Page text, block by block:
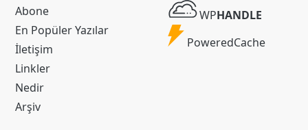
Abone
En Popüler Yazılar
İletişim
Linkler
Nedir
Arşiv
WP
Handle
WPHANDLE
Powered
PoweredCache